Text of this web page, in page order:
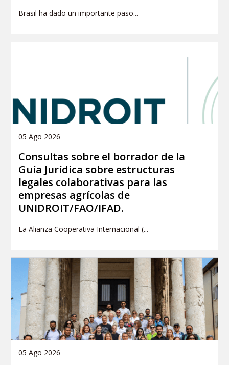
Brasil ha dado un importante paso...
05 Ago 2026
Consultas sobre el borrador de la
Guía Jurídica sobre estructuras
legales colaborativas para las
empresas agrícolas de
UNIDROIT/FAO/IFAD.
La Alianza Cooperativa Internacional (...
05 Ago 2026